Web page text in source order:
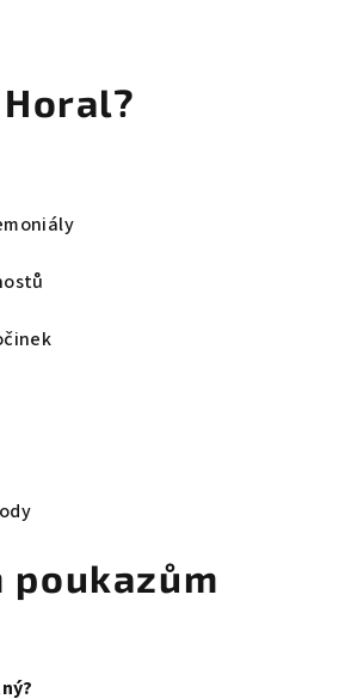
poukazům